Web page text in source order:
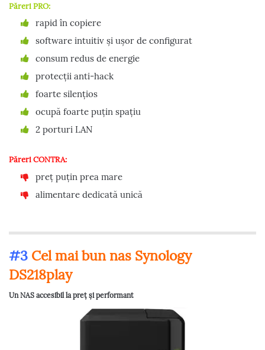
Păreri PRO:
rapid în copiere
software intuitiv și ușor de configurat
consum redus de energie
protecții anti-hack
foarte silențios
ocupă foarte puțin spațiu
2 porturi LAN
Păreri CONTRA:
preț puțin prea mare
alimentare dedicată unică
#3 Cel mai bun nas Synology
DS218play
Un NAS accesibil la preț și performant